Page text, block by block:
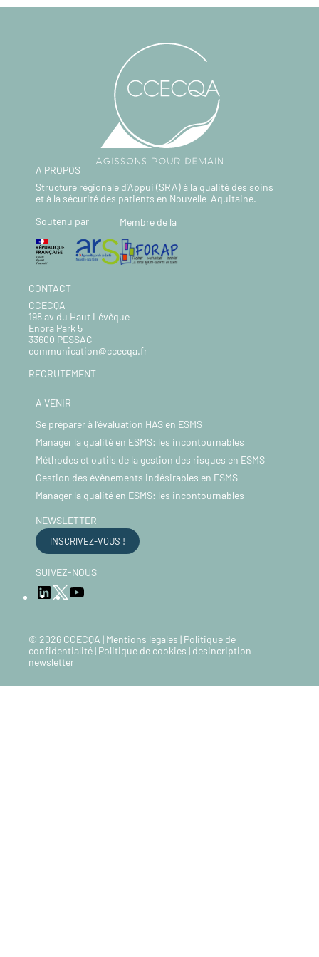
A PROPOS
Structure régionale d’Appui (SRA) à la qualité des soins
et à la sécurité des patients en Nouvelle-Aquitaine.
Soutenu par
Membre de la
CONTACT
CCECQA
198 av du Haut Lévêque
Enora Park 5
33600 PESSAC
communication@ccecqa.fr
RECRUTEMENT
A VENIR
Se préparer à l’évaluation HAS en ESMS
Manager la qualité en ESMS: les incontournables
Méthodes et outils de la gestion des risques en ESMS
Gestion des évènements indésirables en ESMS
Manager la qualité en ESMS: les incontournables
NEWSLETTER
INSCRIVEZ-VOUS !
SUIVEZ-NOUS
LinkedIn
Twitter
© 2026 CCECQA | Mentions legales | Politique de
confidentialité| Politique de cookies | desincription
newsletter